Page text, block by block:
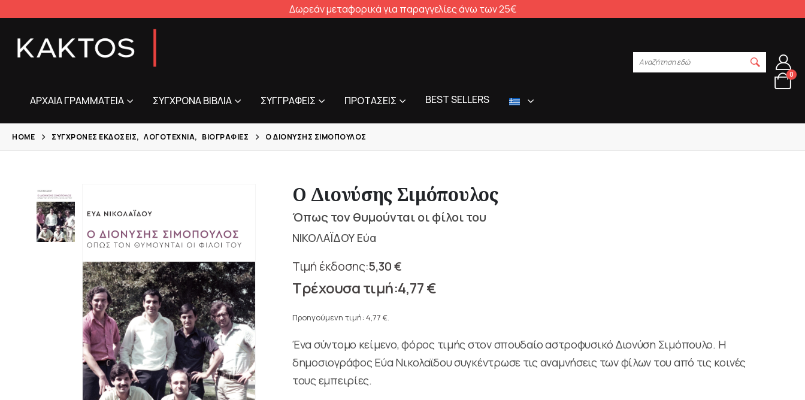
Δωρεάν μεταφορικά για παραγγελίες άνω των 25€
ΑΡΧΑΊΑ ΓΡΑΜΜΑΤΕΊΑ ΣΎΓΧΡΟΝΑ ΒΙΒΛΊΑ ΣΥΓΓΡΑΦΕΊΣ ΠΡΟΤΆΣΕΙΣ BEST SELLERS
Αναζήτηση εδώ
0
HOME ΣΎΓΧΡΟΝΕΣ ΕΚΔΌΣΕΙΣ, ΛΟΓΟΤΕΧΝΊΑ, ΒΙΟΓΡΑΦΊΕΣ Ο ΔΙΟΝΎΣΗΣ ΣΙΜΌΠΟΥΛΟΣ
Ο Διονύσης Σιμόπουλος
Όπως τον θυμούνται οι φίλοι του
ΝΙΚΟΛΑΪΔΟΥ Εύα
5,30€
Original
price
was:
5,30 €.
4,77€
τρέχουσα
είναι:
4,77 €.
Προηγούμενη τιμή: 4,77 €.
Ένα σύντομο κείμενο, φόρος τιμής στον σπουδαίο αστροφυσικό Διονύση Σιμόπουλο. Η
δημοσιογράφος Εύα Νικολαϊδου συγκέντρωσε τις αναμνήσεις των φίλων του από τις κοινές
τους εμπειρίες.